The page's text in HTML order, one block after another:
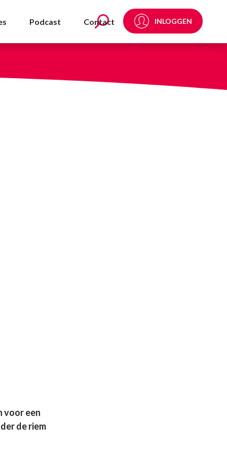
Podcast Contact INLOGGEN
voor een
de riem